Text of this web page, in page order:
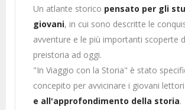
Un atlante storico pensato per gli
giovani, in cui sono descritte le
avventure e le più importanti scoperte
preistoria ad oggi.
"In Viaggio con la Storia" è stato
concepito per avvicinare i giovani
e all'approfondimento della storia.